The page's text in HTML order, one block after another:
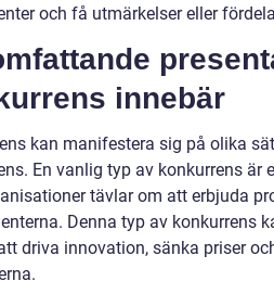
och få utmärkelser eller
innebär
kan manifestera sig på olika
En vanlig typ av konkurrens är
tävlar om att erbjuda
Denna typ av konkurrens
driva innovation, sänka priser